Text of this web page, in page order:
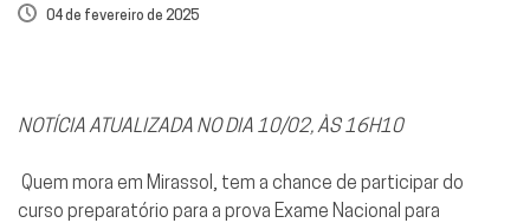
04 de fevereiro de 2025
NOTÍCIA ATUALIZADA NO DIA 10/02, ÀS 16H10
Quem mora em Mirassol, tem a chance de participar do
curso preparatório para a prova Exame Nacional para